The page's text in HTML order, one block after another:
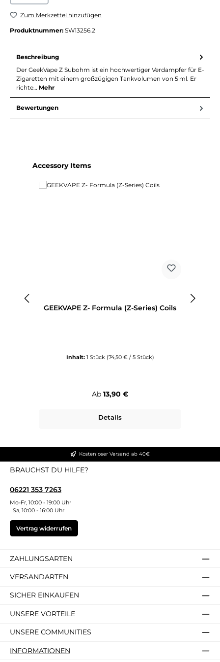
Zum Merkzettel hinzufügen
Produktnummer: SW13256.2
Beschreibung
Der GeekVape Z Subohm ist ein hochwertiger Verdampfer für E-
Zigaretten mit einem großzügigen Tankvolumen von 5 ml. Er
richte… Mehr
Bewertungen
Produktgalerie überspringen
Accessory Items
GEEKVAPE Z- Formula (Z-Series) Coils
Inhalt: 1 Stück (74,50 € / 5 Stück)
Regulärer Preis:
Ab 13,90 €
Details
Kostenloser Versand ab 40€
BRAUCHST DU HILFE?
06221 353 7263
Mo-Fr, 10:00 - 19:00 Uhr
Sa, 10:00 - 16:00 Uhr
Vertrag widerrufen
ZAHLUNGSARTEN
VERSANDARTEN
SICHER EINKAUFEN
UNSERE VORTEILE
UNSERE COMMUNITIES
INFORMATIONEN